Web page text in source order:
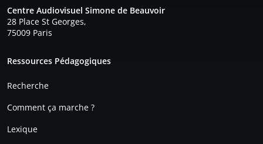
Centre Audiovisuel Simone de Beauvoir
28 Place St Georges,
75009 Paris
Ressources Pédagogiques
Recherche
Comment ça marche ?
Lexique